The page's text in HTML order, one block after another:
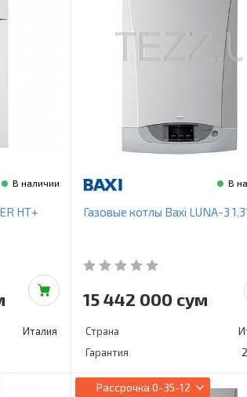
В наличии
HT+
Италия
В
Газовые котлы Baxi LUNA-3
15 442 000 сум
Страна
Гарантия
Рассрочка 0-35-12